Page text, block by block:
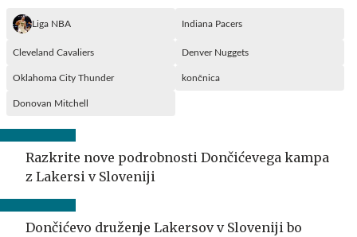
Liga NBA Indiana Pacers
Cleveland Cavaliers Denver Nuggets
Oklahoma City Thunder končnica
Donovan Mitchell
Razkrite nove podrobnosti Dončićevega kampa
z Lakersi v Sloveniji
Dončićevo druženje Lakersov v Sloveniji bo